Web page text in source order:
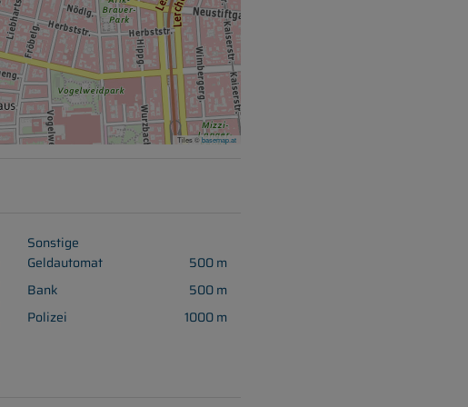
Tiles ©basemap.at
Sonstige
Geldautomat
500 m
Bank
500 m
Polizei
1000 m